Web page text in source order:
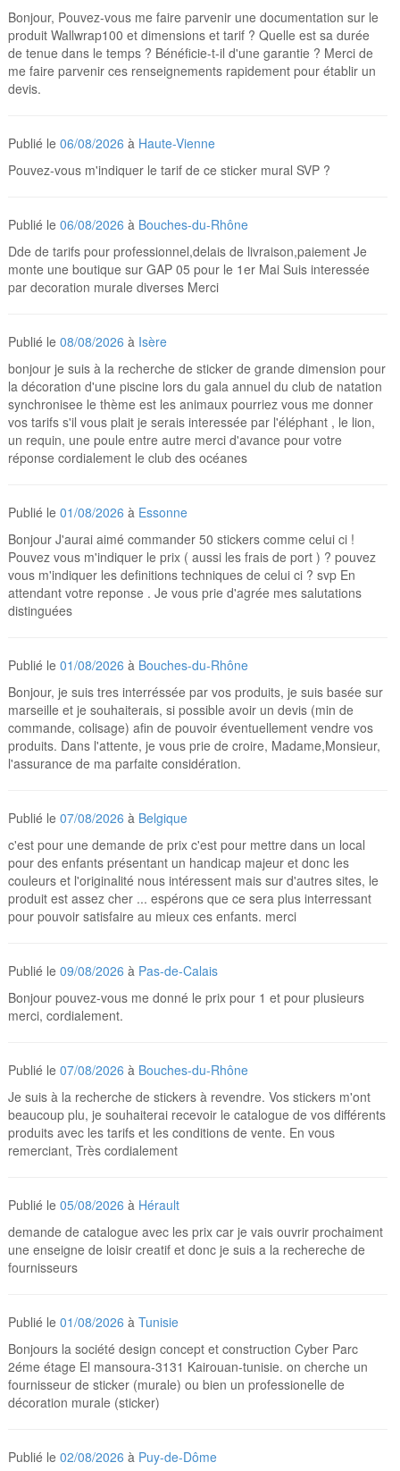
Bonjour, Pouvez-vous me faire parvenir une documentation sur le
produit Wallwrap100 et dimensions et tarif ? Quelle est sa durée
de tenue dans le temps ? Bénéficie-t-il d'une garantie ? Merci de
me faire parvenir ces renseignements rapidement pour établir un
devis.
Publié le06/08/2026 à Haute-Vienne
Pouvez-vous m'indiquer le tarif de ce sticker mural SVP ?
Publié le06/08/2026 à Bouches-du-Rhône
Dde de tarifs pour professionnel,delais de livraison,paiement Je
monte une boutique sur GAP 05 pour le 1er Mai Suis interessée
par decoration murale diverses Merci
Publié le08/08/2026 à Isère
bonjour je suis à la recherche de sticker de grande dimension pour
la décoration d'une piscine lors du gala annuel du club de natation
synchronisee le thème est les animaux pourriez vous me donner
vos tarifs s'il vous plait je serais interessée par l'éléphant , le lion,
un requin, une poule entre autre merci d'avance pour votre
réponse cordialement le club des océanes
Publié le01/08/2026 à Essonne
Bonjour J'aurai aimé commander 50 stickers comme celui ci !
Pouvez vous m'indiquer le prix ( aussi les frais de port ) ? pouvez
vous m'indiquer les definitions techniques de celui ci ? svp En
attendant votre reponse . Je vous prie d'agrée mes salutations
distinguées
Publié le01/08/2026 à Bouches-du-Rhône
Bonjour, je suis tres interréssée par vos produits, je suis basée sur
marseille et je souhaiterais, si possible avoir un devis (min de
commande, colisage) afin de pouvoir éventuellement vendre vos
produits. Dans l'attente, je vous prie de croire, Madame,Monsieur,
l'assurance de ma parfaite considération.
Publié le07/08/2026 à Belgique
c'est pour une demande de prix c'est pour mettre dans un local
pour des enfants présentant un handicap majeur et donc les
couleurs et l'originalité nous intéressent mais sur d'autres sites, le
produit est assez cher ... espérons que ce sera plus interressant
pour pouvoir satisfaire au mieux ces enfants. merci
Publié le09/08/2026 à Pas-de-Calais
Bonjour pouvez-vous me donné le prix pour 1 et pour plusieurs
merci, cordialement.
Publié le07/08/2026 à Bouches-du-Rhône
Je suis à la recherche de stickers à revendre. Vos stickers m'ont
beaucoup plu, je souhaiterai recevoir le catalogue de vos différents
produits avec les tarifs et les conditions de vente. En vous
remerciant, Très cordialement
Publié le05/08/2026 à Hérault
demande de catalogue avec les prix car je vais ouvrir prochaiment
une enseigne de loisir creatif et donc je suis a la rechereche de
fournisseurs
Publié le01/08/2026 àTunisie
Bonjours la société design concept et construction Cyber Parc
2éme étage El mansoura-3131 Kairouan-tunisie. on cherche un
fournisseur de sticker (murale) ou bien un professionelle de
décoration murale (sticker)
Publié le02/08/2026 à Puy-de-Dôme